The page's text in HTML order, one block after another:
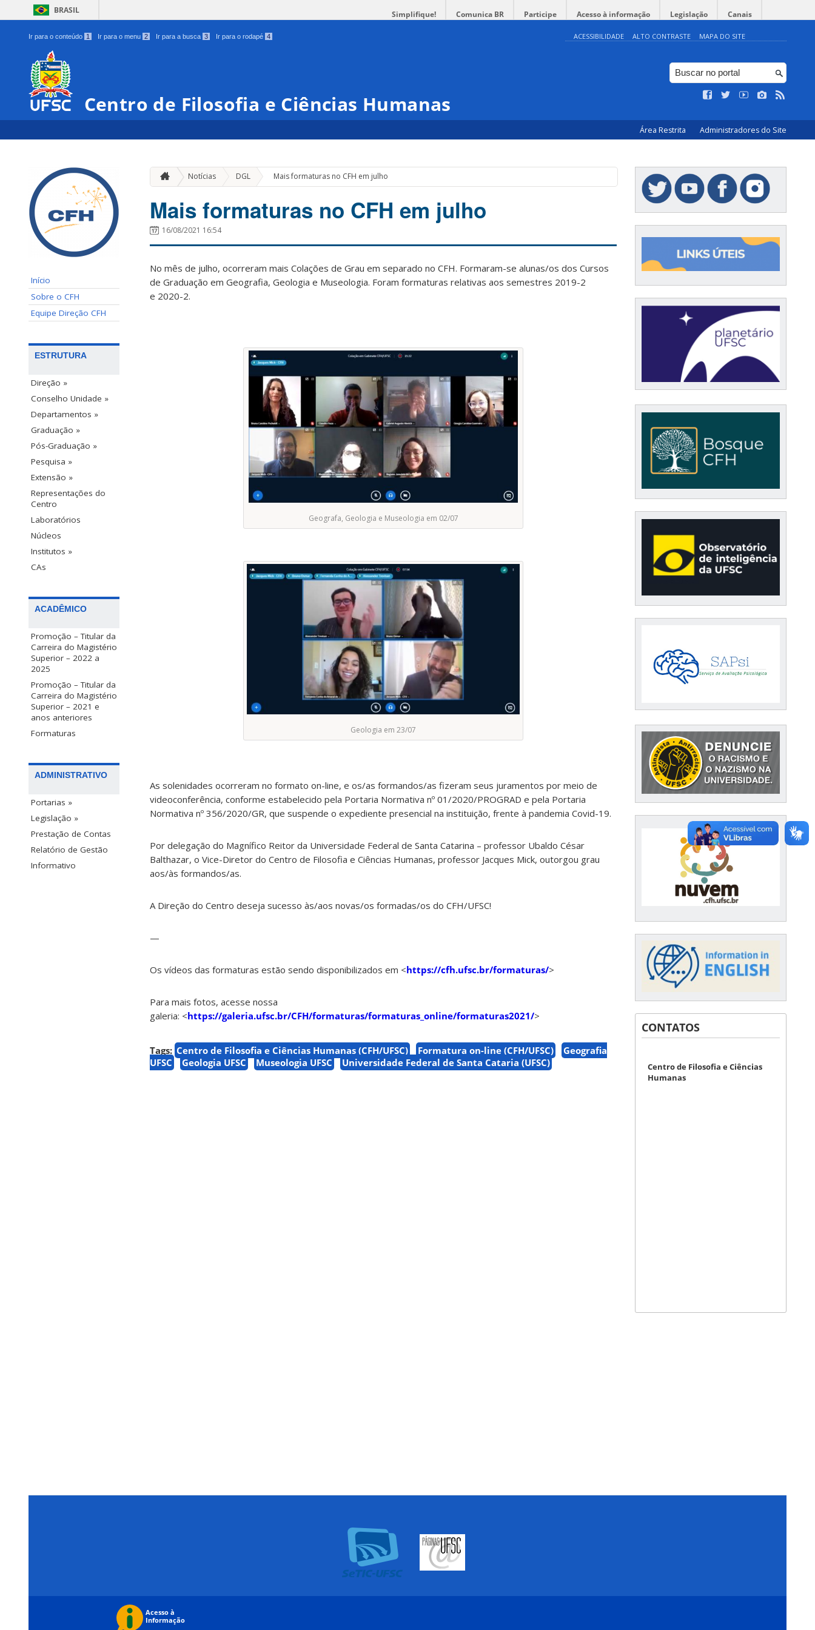
BRASIL Simplifique! Comunica BR Participe Acesso à informação Legislação Canais
Ir para o conteúdo 1 Ir para o menu 2 Ir para a busca 3 Ir para o rodapé 4 ACESSIBILIDADE ALTO CONTRASTE MAPA DO SITE
Centro de Filosofia e Ciências Humanas
Área Restrita Administradores do Site
Início
Sobre o CFH
Equipe Direção CFH
ESTRUTURA
Direção »
Conselho Unidade »
Departamentos »
Graduação »
Pós-Graduação »
Pesquisa »
Extensão »
Representações do
Centro
Laboratórios
Núcleos
Institutos »
CAs
ACADÊMICO
Promoção – Titular da
Carreira do Magistério
Superior – 2022 a
2025
Promoção – Titular da
Carreira do Magistério
Superior – 2021 e
anos anteriores
Formaturas
ADMINISTRATIVO
Portarias »
Legislação »
Prestação de Contas
Relatório de Gestão
Informativo
Notícias DGL » Mais formaturas no CFH em julho
Mais formaturas no CFH em julho
16/08/2021 16:54
No mês de julho, ocorreram mais Colações de Grau em separado no CFH. Formaram-se alunas/os dos Cursos
de Graduação em Geografia, Geologia e Museologia. Foram formaturas relativas aos semestres 2019-2
e 2020-2.
Geografa, Geologia e Museologia em 02/07
Geologia em 23/07
As solenidades ocorreram no formato on-line, e os/as formandos/as fizeram seus juramentos por meio de
videoconferência, conforme estabelecido pela Portaria Normativa nº 01/2020/PROGRAD e pela Portaria
Normativa nº 356/2020/GR, que suspende o expediente presencial na instituição, frente à pandemia Covid-19.
Por delegação do Magnífico Reitor da Universidade Federal de Santa Catarina – professor Ubaldo César
Balthazar, o Vice-Diretor do Centro de Filosofia e Ciências Humanas, professor Jacques Mick, outorgou grau
aos/às formandos/as.
A Direção do Centro deseja sucesso às/aos novas/os formadas/os do CFH/UFSC!
—
Os vídeos das formaturas estão sendo disponibilizados em <https://cfh.ufsc.br/formaturas/>
Para mais fotos, acesse nossa
galeria: <https://galeria.ufsc.br/CFH/formaturas/formaturas_online/formaturas2021/>
Tags: Centro de Filosofia e Ciências Humanas (CFH/UFSC) Formatura on-line (CFH/UFSC)
Geografia
UFSC
Geologia UFSC Museologia UFSC Universidade Federal de Santa Cataria (UFSC)
CONTATOS
Centro de Filosofia e Ciências
Humanas